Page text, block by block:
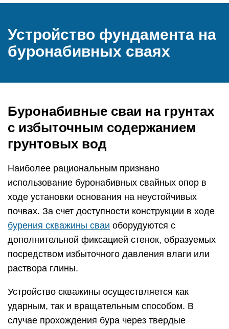
Устройство фундамента на
буронабивных сваях
Буронабивные сваи на грунтах
с избыточным содержанием
грунтовых вод
Наиболее рациональным признано
использование буронабивных свайных опор в
ходе установки основания на неустойчивых
почвах. За счет доступности конструкции в ходе
бурения скважины сваи оборудуются с
дополнительной фиксацией стенок, образуемых
посредством избыточного давления влаги или
раствора глины.
Устройство скважины осуществляется как
ударным, так и вращательным способом. В
случае прохождения бура через твердые